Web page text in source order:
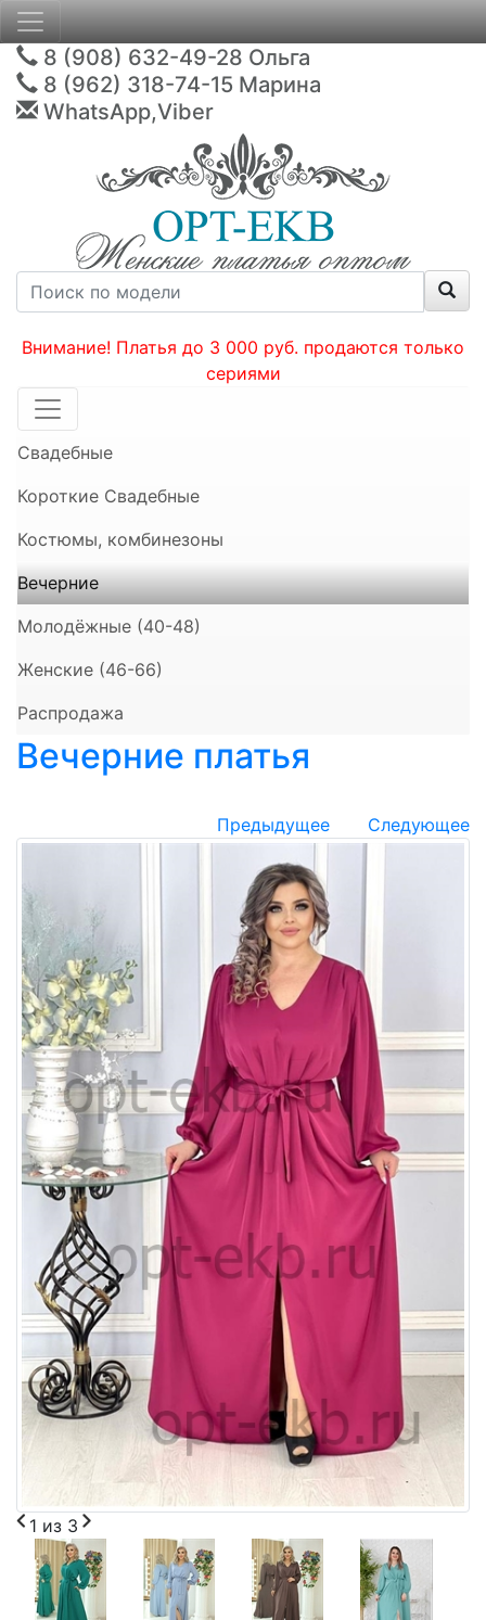
8 (908) 632-49-28 Ольга
8 (962) 318-74-15 Марина
WhatsApp,Viber
Внимание! Платья до 3 000 руб. продаются только
сериями
Свадебные
Короткие Свадебные
Костюмы, комбинезоны
Вечерние
Молодёжные (40-48)
Женские (46-66)
Распродажа
Вечерние платья
Предыдущее Следующее
1 из 3